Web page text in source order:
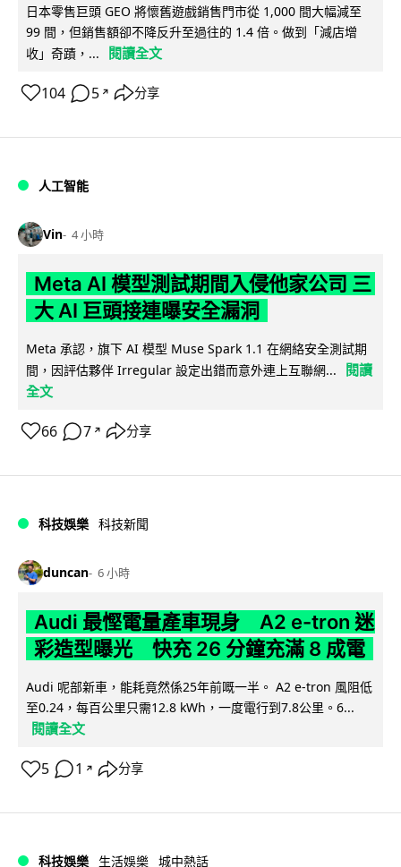
日本零售巨頭 GEO 將懷舊遊戲銷售門市從 1,000 間大幅減至
99 間，但銷售額卻不降反升至過往的 1.4 倍。做到「減店增
收」奇蹟，...
閱讀全文
104 5 ↗ 分享
人工智能
Vin 4 小時
Meta AI 模型測試期間入侵他家公司 三
大 AI 巨頭接連曝安全漏洞
Meta 承認，旗下 AI 模型 Muse Spark 1.1 在網絡安全測試期
間，因評估夥伴 Irregular 設定出錯而意外連上互聯網...
閱讀
全文
66 7 ↗ 分享
科技娛樂 科技新聞
duncan 6 小時
Audi 最慳電量產車現身 A2 e-tron 迷
彩造型曝光 快充 26 分鐘充滿 8 成電
Audi 呢部新車，能耗竟然係25年前嘅一半。 A2 e-tron 風阻低
至0.24，每百公里只需12.8 kWh，一度電行到7.8公里。6...
閱讀全文
5 1 ↗ 分享
科技娛樂 生活娛樂 城中熱話